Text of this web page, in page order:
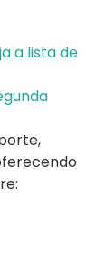
a lista de